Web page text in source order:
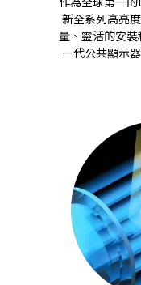
新全系列高亮
量、靈活的安
一代公共顯示